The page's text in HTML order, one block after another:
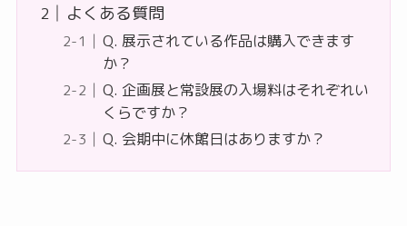
よくある質問
Q. 展示されている作品は購入できます
か？
Q. 企画展と常設展の入場料はそれぞれい
くらですか？
Q. 会期中に休館日はありますか？